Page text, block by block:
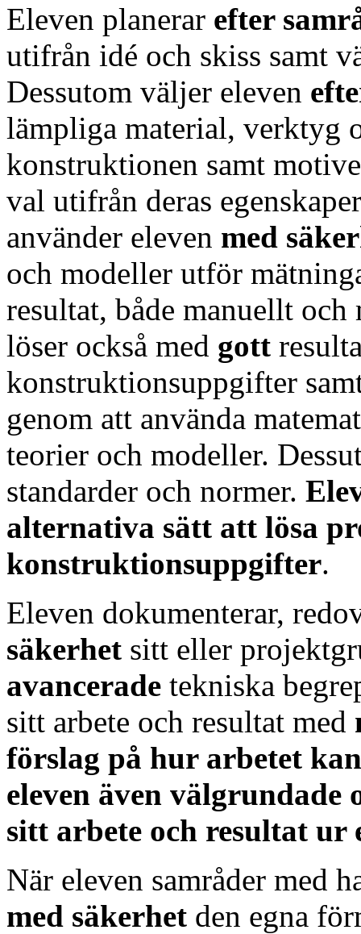
Eleven planerar efter
utifrån idé och skiss samt
Dessutom väljer eleven
lämpliga material, verktyg
konstruktionen samt
val utifrån deras
använder eleven med
och modeller utför
resultat, både manuellt
löser också med gott
konstruktionsuppgifter
genom att använda
teorier och modeller.
standarder och normer.
alternativa sätt att lösa
konstruktionsuppgifter.
Eleven dokumenterar,
säkerhet sitt eller
avancerade tekniska
sitt arbete och resultat med
förslag på hur arbetet
eleven även välgrundade
sitt arbete och resultat
När eleven samråder med
med säkerhet den egna